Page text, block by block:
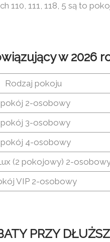
110, 111, 118, 5 są to
w 2026
Rodzaj pokoju
pokój 2-osobowy
pokój 3-osobowy
pokój 4-osobowy
(2 pokojowy) 2-
VIP 2-osobowy
PRZY